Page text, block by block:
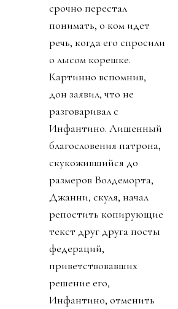
срочно перестал
понимать, о ком идет
речь, когда его спросили
о лысом корешке.
Картинно вспомнив,
дон заявил, что не
разговаривал с
Инфантино. Лишенный
благословения патрона,
скукожившийся до
размеров Волдеморта,
Джанни, скуля, начал
репостить копирующие
текст друг друга посты
федераций,
приветствовавших
решение его,
Инфантино, отменить